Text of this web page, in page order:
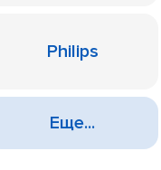
Philips
Еще...